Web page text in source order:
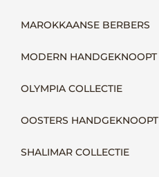
MAROKKAANSE BERBERS
MODERN HANDGEKNOOPT
OLYMPIA COLLECTIE
OOSTERS HANDGEKNOOPT
SHALIMAR COLLECTIE